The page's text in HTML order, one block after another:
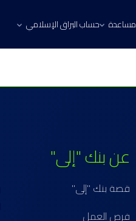
مساعدة حساب البراق الإسلامي
عن بنك "إلى"
قصة بنك "إلى"
فرص العمل